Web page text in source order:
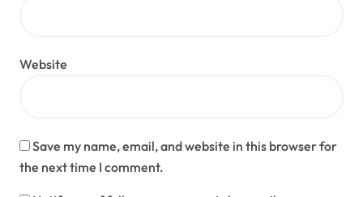
Website
Save my name, email, and website in this browser for
the next time I comment.